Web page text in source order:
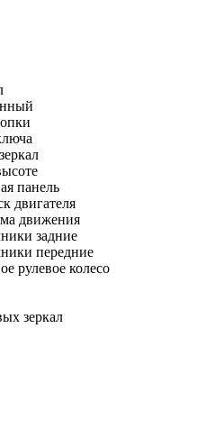
панель
двигателя
движения
задние
передние
рулевое колесо
зеркал